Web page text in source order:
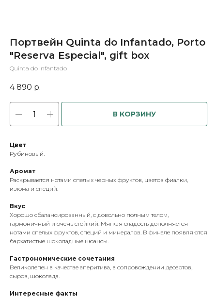
Портвейн Quinta do Infantado, Porto
"Reserva Especial", gift box
Quinta do Infantado
4 890 р.
В КОРЗИНУ
Цвет
Рубиновый.
Аромат
Раскрывается нотами спелых черных фруктов, цветов фиалки,
изюма и специй.
Вкус
Хорошо сбалансированный, с довольно полным телом,
гармоничный и очень стойкий. Мягкая сладость дополняется
нотами спелых фруктов, специй и минералов. В финале появляются
бархатистые шоколадные нюансы.
Гастрономические сочетания
Великолепен в качестве аперитива, в сопровождении десертов,
сыров, шоколада.
Интересные факты